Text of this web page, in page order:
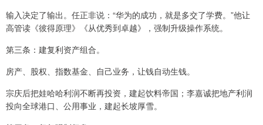
输入决定了输出。任正非说：“华为的成功，就是多交了学费。”他让
高管读《彼得原理》《从优秀到卓越》，强制升级操作系统。
第三条：建复利资产组合。
房产、股权、指数基金、自己业务，让钱自动生钱。
宗庆后把娃哈哈利润不断再投资，建起饮料帝国；李嘉诚把地产利润
投向全球港口、公用事业，建起长坡厚雪。